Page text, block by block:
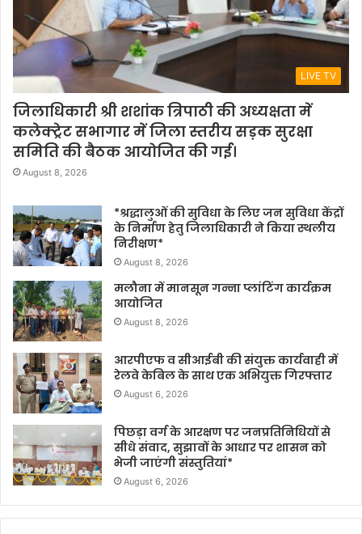
LIVE TV
जिलाधिकारी श्री शशांक त्रिपाठी की अध्यक्षता में
कलेक्ट्रेट सभागार में जिला स्तरीय सड़क सुरक्षा
समिति की बैठक आयोजित की गई।
August 8, 2026
*श्रद्धालुओं की सुविधा के लिए जन सुविधा केंद्रों
के निर्माण हेतु जिलाधिकारी ने किया स्थलीय
निरीक्षण*
August 8, 2026
मलौना में मानसून गन्ना प्लांटिंग कार्यक्रम
आयोजित
August 8, 2026
आरपीएफ व सीआईबी की संयुक्त कार्यवाही में
रेलवे केबिल के साथ एक अभियुक्त गिरफ्तार
August 6, 2026
पिछड़ा वर्ग के आरक्षण पर जनप्रतिनिधियों से
सीधे संवाद, सुझावों के आधार पर शासन को
भेजी जाएंगी संस्तुतियां*
August 6, 2026